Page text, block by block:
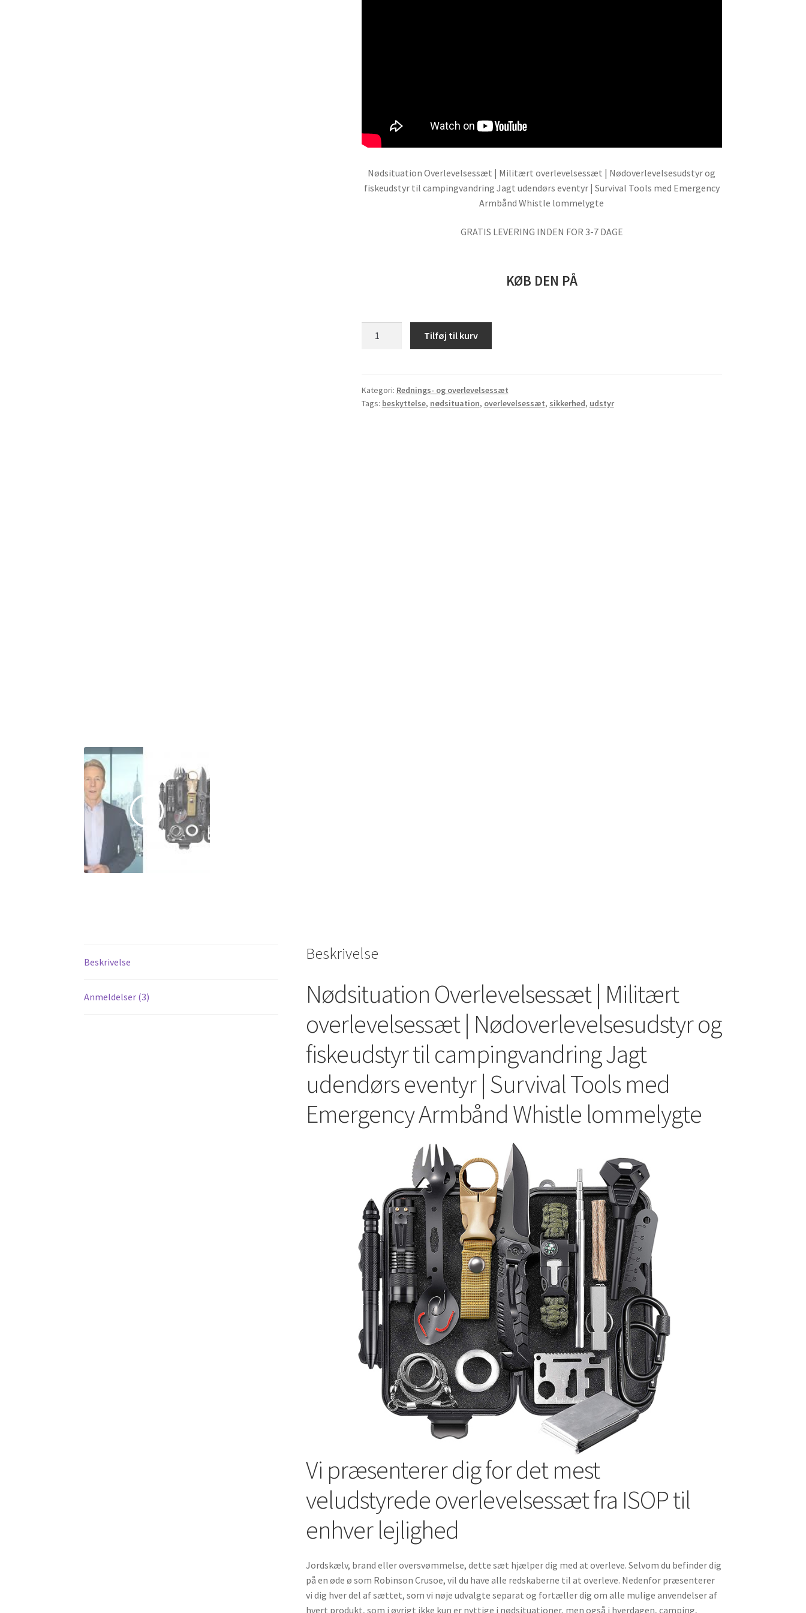
Nødsituation Overlevelsessæt | Militært overlevelsessæt | Nødoverlevelsesudstyr og
fiskeudstyr til campingvandring Jagt udendørs eventyr | Survival Tools med Emergency
Armbånd Whistle lommelygte
GRATIS LEVERING INDEN FOR 3-7 DAGE
KØB DEN PÅ
Tilføj til kurv
Kategori: Rednings- og overlevelsessæt
Tags: beskyttelse, nødsituation, overlevelsessæt, sikkerhed, udstyr
Beskrivelse
Anmeldelser (3)
Beskrivelse
Nødsituation Overlevelsessæt | Militært
overlevelsessæt | Nødoverlevelsesudstyr og
fiskeudstyr til campingvandring Jagt
udendørs eventyr | Survival Tools med
Emergency Armbånd Whistle lommelygte
Vi præsenterer dig for det mest
veludstyrede overlevelsessæt fra ISOP til
enhver lejlighed
Jordskælv, brand eller oversvømmelse, dette sæt hjælper dig med at overleve. Selvom du befinder dig
på en øde ø som Robinson Crusoe, vil du have alle redskaberne til at overleve. Nedenfor præsenterer
vi dig hver del af sættet, som vi nøje udvalgte separat og fortæller dig om alle mulige anvendelser af
hvert produkt, som i øvrigt ikke kun er nyttige i nødsituationer, men også i hverdagen, camping,